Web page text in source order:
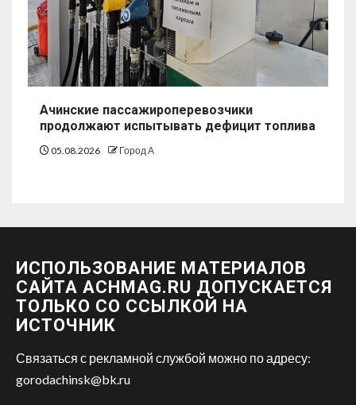
Ачинские пассажироперевозчики
продолжают испытывать дефицит топлива
05.08.2026 Город А
ИСПОЛЬЗОВАНИЕ МАТЕРИАЛОВ
САЙТА ACHMAG.RU ДОПУСКАЕТСЯ
ТОЛЬКО СО ССЫЛКОЙ НА
ИСТОЧНИК
Связаться с рекламной службой можно по адресу:
gorodachinsk@bk.ru